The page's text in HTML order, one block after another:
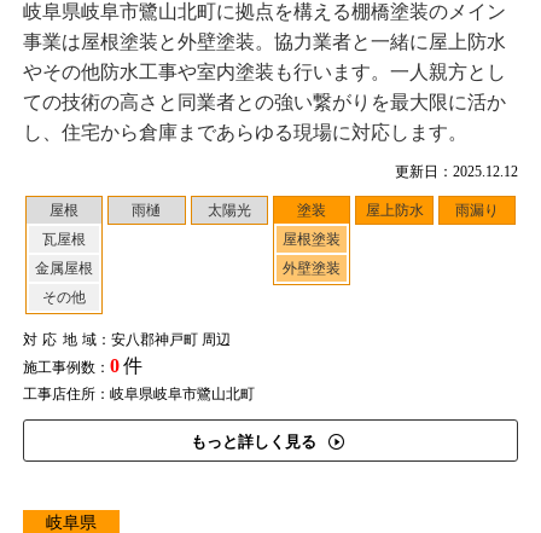
更新日：2025.12.12
屋根
瓦屋根
金属屋根
その他
雨樋 太陽光
塗装
屋根塗装
外壁塗装
屋上防水 雨漏り
対応地域：安八郡神戸町 周辺
施工事例数： 0件
工事店住所：岐阜県岐阜市鷺山北町
もっと詳しく見る
岐阜県岐阜市鷺山北町に拠点を構える棚橋塗装のメイン
事業は屋根塗装と外壁塗装。協力業者と一緒に屋上防水
やその他防水工事や室内塗装も行います。一人親方とし
ての技術の高さと同業者との強い繋がりを最大限に活か
し、住宅から倉庫まであらゆる現場に対応します。
岐阜県